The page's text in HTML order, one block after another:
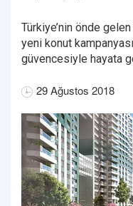
Türkiye’nin önde
yeni konut
güvencesiyle hayata
29 Ağustos 2018